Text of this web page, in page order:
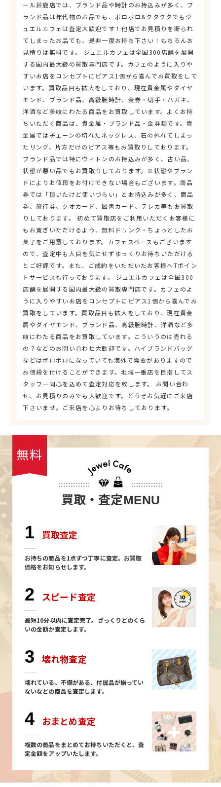
ール鈴鹿店では、ブランド品や時計のお持込みが多く、ブ
ランド品は年代物のお品でも、ボロボロ&クタクタでもジ
ュエルカフェは査定大歓迎です！他店でお見積りを断られ
てしまったお品でも、是非一度お持ち下さい！もちろんお
見積りは無料です。 ジュエルカフェは全国300店舗を展開
する国内最大級の買取専門店です。カフェのように入りや
すいお店をコンセプトにピアス1個から喜んでお買取をして
います。買取品目も拡大をしており、現在貴金属やダイヤ
モンド、ブランド品、高級腕時計、金券・切手・ハガキ、
洋酒など多岐にわたる商品をお買取しています。よくお持
ちいただく商品は、貴金属・ブランド品・金券類です。貴
金属ではチェーンの切れたネックレス、石の外れてしまっ
たリング、片方だけのピアス等もお買取りしております。
ブランド品では特にヴィトンのお持込みが多く、古い品、
状態が悪い品でもお買取りしております。※状態やブラン
ドによりお値段をお付けできない場合もございます。商品
券では「頂いたけど使いづらい」とお持込みが多く、商品
券、旅行券、クオカード、図書カード、テレカ等もお買取
りしております。 初めて買取店をご利用いただくお客様に
もお寛ぎいただけるよう、無料ドリンク・ちょっとしたお
菓子をご用意しております。カフェスペースもございます
ので、査定中も人目を気にせずゆっくりお待ちいただける
とご好評です。また、ご成約をいただいたお客様へTポイン
トサービスも行っております。 ジュエルカフェは全国300
店舗を展開する国内最大級の買取専門店です。カフェのよ
うに入りやすいお店をコンセプトにピアス1個から喜んでお
買取をしています。買取品目も拡大をしており、現在貴金
属やダイヤモンド、ブランド品、高級腕時計、洋酒など多
岐にわたる商品をお買取しています。こういうのは売れる
の？などのお問い合わせ大歓迎です。ハイブランドバッグ
などはボロボロになっていても海外で需要がありますので
お値段を付けることができます。地域一番店を目指してス
タッフ一同心を込めて査定対応を致します。 お問い合わ
せ、お見積りのみでも大歓迎です。どうぞお気軽にご来店
下さいませ。ご来店を心よりお待ちしております。
無料
買取・査定MENU
1 買取査定
お持ちの商品を1点ずつ丁寧に査定。お買取
価格をお知らせします。
2 スピード査定
最短10分以内に査定完了。ざっくりどのくら
いの金額か査定します。
3 壊れ物査定
壊れている、不備がある、付属品が揃ってい
ないなどの商品を査定します。
4 おまとめ査定
複数の商品をまとめてお持ちいただくと、査
定金額をアップいたします。